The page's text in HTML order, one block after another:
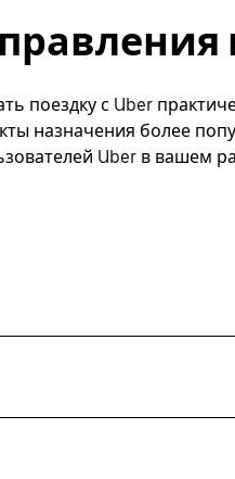
поездку с Uber
назначения более
Uber в вашем